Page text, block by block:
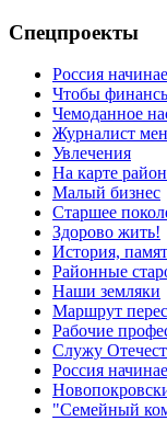
Спецпроекты
Россия
Чтобы
Чемоданное
Журналист
Увлечения
На карте
Малый бизнес
Старшее
Здорово жить!
История,
Районные
Наши земляки
Маршрут
Рабочие
Служу
Россия
"Семейный